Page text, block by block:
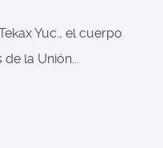
Yuc., el cuerpo
la Unión...